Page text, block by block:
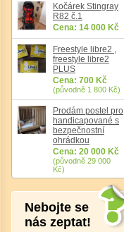
Kočárek Stingray
R82 č.1
Cena: 14 000 Kč
Freestyle libre2 ,
freestyle libre2
PLUS
Cena: 700 Kč
(původně 1 800 Kč)
Prodám postel pro
handicapované s
bezpečnostní
ohrádkou
Cena: 20 000 Kč
(původně 29 000
Kč)
Nebojte se
nás zeptat!